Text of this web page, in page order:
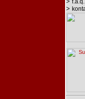
f.a.q.
>